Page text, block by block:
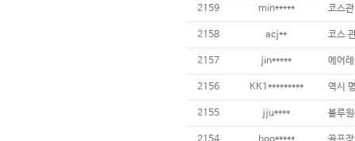
2159 min*****
2158 acj**
2157 jin*****
2156 KK1*********
2155 jju**** 블루